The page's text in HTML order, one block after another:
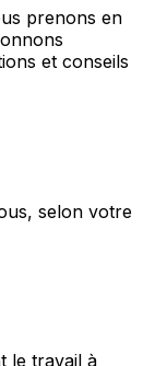
prenons en
et conseils
selon votre
le travail à